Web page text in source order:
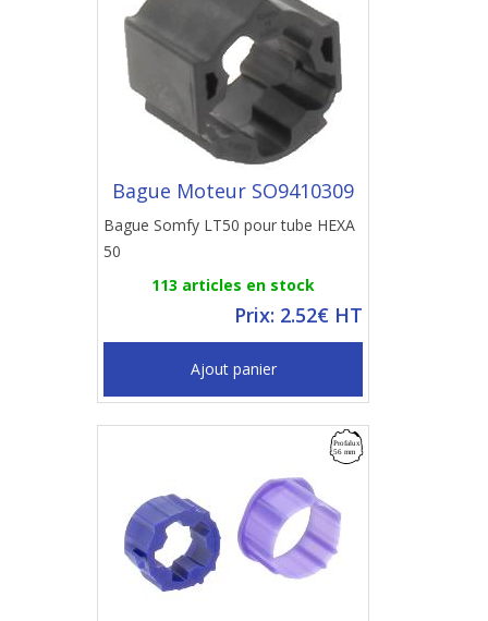
Bague Moteur SO9410309
Bague Somfy LT50 pour tube HEXA
50
113 articles en stock
Prix: 2.52€ HT
Ajout panier